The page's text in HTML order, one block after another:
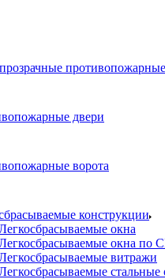
двери
ворота
конструкции
окна
окна по
витражи
стальные